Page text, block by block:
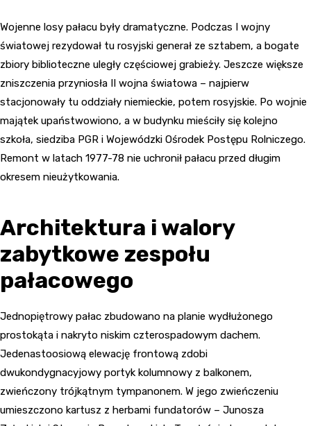
Wojenne losy pałacu były dramatyczne. Podczas I wojny
światowej rezydował tu rosyjski generał ze sztabem, a bogate
zbiory biblioteczne uległy częściowej grabieży. Jeszcze większe
zniszczenia przyniosła II wojna światowa – najpierw
stacjonowały tu oddziały niemieckie, potem rosyjskie. Po wojnie
majątek upaństwowiono, a w budynku mieściły się kolejno
szkoła, siedziba PGR i Wojewódzki Ośrodek Postępu Rolniczego.
Remont w latach 1977-78 nie uchronił pałacu przed długim
okresem nieużytkowania.
Architektura i walory
zabytkowe zespołu
pałacowego
Jednopiętrowy pałac zbudowano na planie wydłużonego
prostokąta i nakryto niskim czterospadowym dachem.
Jedenastoosiową elewację frontową zdobi
dwukondygnacyjowy portyk kolumnowy z balkonem,
zwieńczony trójkątnym tympanonem. W jego zwieńczeniu
umieszczono kartusz z herbami fundatorów – Junosza